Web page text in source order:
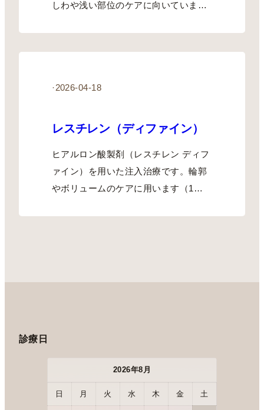
しわや浅い部位のケアに向いています
·2026-04-18
レスチレン（ディファイン）
ヒアルロン酸製剤（レスチレン ディフ
ァイン）を用いた注入治療です。輪郭
やボリュームのケアに用います（1
診療日
2026年8月
日 月 火 水 木 金 土